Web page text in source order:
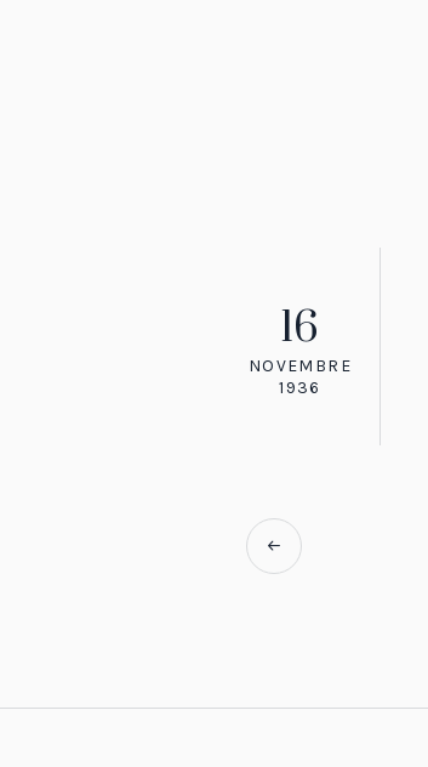
16
NOVEMBRE
1936